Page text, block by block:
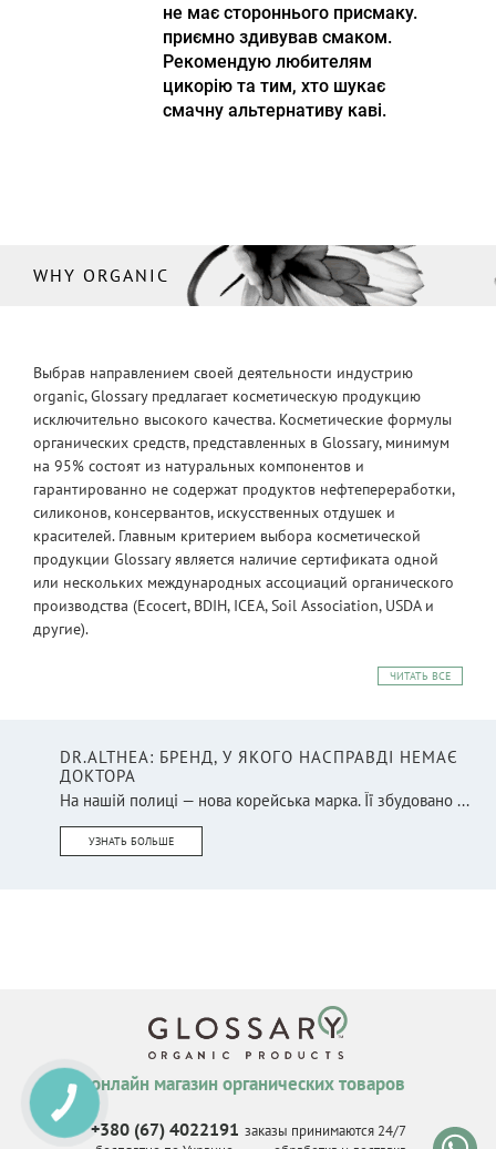
не має стороннього присмаку.
приємно здивував смаком.
Рекомендую любителям
цикорію та тим, хто шукає
смачну альтернативу каві.
WHY ORGANIC
Выбрав направлением своей деятельности индустрию
organic, Glossary предлагает косметическую продукцию
исключительно высокого качества. Косметические формулы
органических средств, представленных в Glossary, минимум
на 95% состоят из натуральных компонентов и
гарантированно не содержат продуктов нефтепереработки,
силиконов, консервантов, искусственных отдушек и
красителей. Главным критерием выбора косметической
продукции Glossary является наличие сертификата одной
или нескольких международных ассоциаций органического
производства (Ecocert, BDIH, ICEA, Soil Association, USDA и
другие).
ЧИТАТЬ ВСЕ
DR.ALTHEA: БРЕНД, У ЯКОГО НАСПРАВДІ НЕМАЄ
ДОКТОРА
На нашій полиці — нова корейська марка. Її збудовано ...
УЗНАТЬ БОЛЬШЕ
онлайн магазин органических товаров
+380 (67) 4022191 заказы принимаются 24/7
КНОПКА
СВЯЗИ